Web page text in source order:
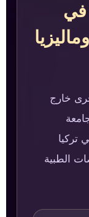
في
خارج
تركيا
الطبية